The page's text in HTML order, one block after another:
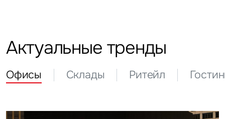
Актуальные тренды
Офисы Склады Ритейл